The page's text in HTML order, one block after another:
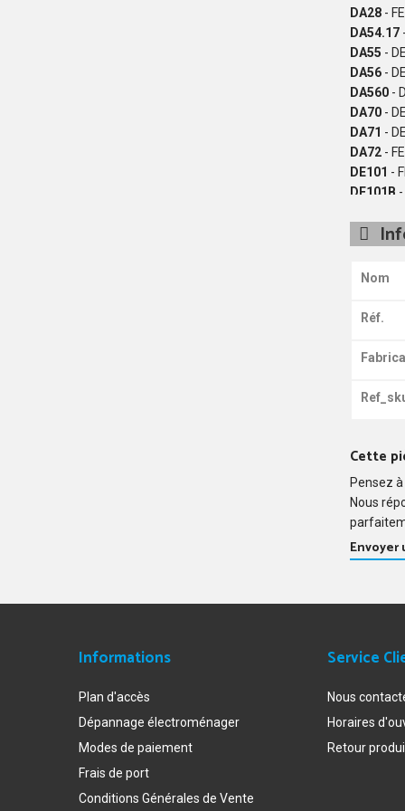
DA28 -
DA54.17
DA55 -
DA56 -
DA560 -
DA70 -
DA71 -
DA72 -
DE101 -
DE101B
DE103B-
DE104
DE107B
DE110B
DE111B-
DE121 -
DE121C -
DE13.1-
DE131-
DE132-
DE143-
DE152
-
DE17.1-
DE17.2-
Nom
Réf.
Cette
Pensez
Nous
Envoyer
Informations
Plan d'accès
Dépannage électroménager
Modes de paiement
Frais de port
Conditions Générales de Vente
Service
Nous
Horaires
Retour